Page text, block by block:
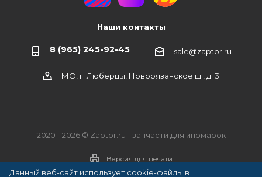
Наши контакты
8 (965) 245-92-45 sale@zaptor.ru
МО, г. Люберцы, Новорязанское ш., д. 3
2020 - 2026 © Zaptor.ru - запчасти для иномарок
Версия для печати
Данный веб-сайт использует cookie-файлы в